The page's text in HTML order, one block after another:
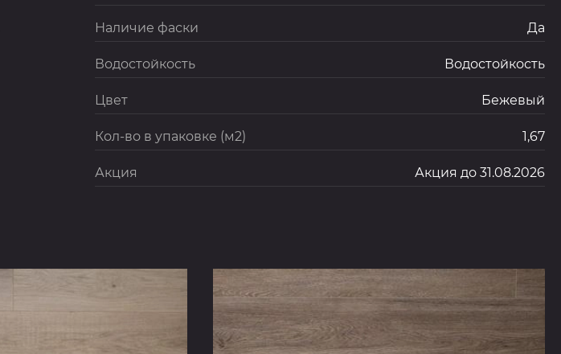
Наличие фаски Да
Водостойкость Водостойкость
Цвет Бежевый
Кол-во в упаковке (м2) 1,67
Акция Акция до 31.08.2026